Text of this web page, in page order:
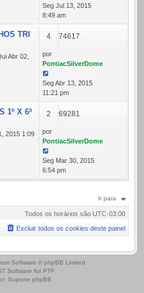
Seg Jul 13, 2015
8:49 am
TRI
Abr 02,
4 74617
por
PontiacSilverDome
Seg Abr 13, 2015
11:21 pm
1º X 6º
2015 1:09
2 69281
por
PontiacSilverDome
Seg Mar 30, 2015
6:54 pm
Ir para
Todos os horários são UTC-03:00
Excluir todos os cookies deste painel
Software © phpBB Limited
Software for PTF
Suporte phpBB